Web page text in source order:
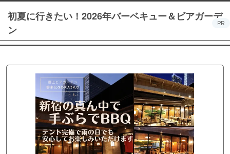
初夏に行きたい！2026年バーベキュー＆ビアガーデ
ン
PR